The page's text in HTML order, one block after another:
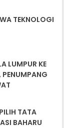
TEKNOLOGI
LUMPUR KE
PENUMPANG
TATA
BAHARU